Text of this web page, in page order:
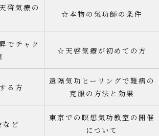
啓気療の
☆本物の気功師の条件
でチャク
☆天啓気療が初めての方
る方
遠隔気功ヒーリングで難病の
克服の方法と効果
ど
東京での瞑想気功教室の開催
について